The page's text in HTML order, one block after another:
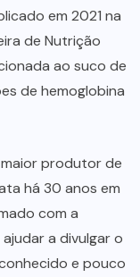
em 2021 na
de Nutrição
ao suco de
de hemoglobina
produtor de
há 30 anos em
com a
a divulgar o
e pouco